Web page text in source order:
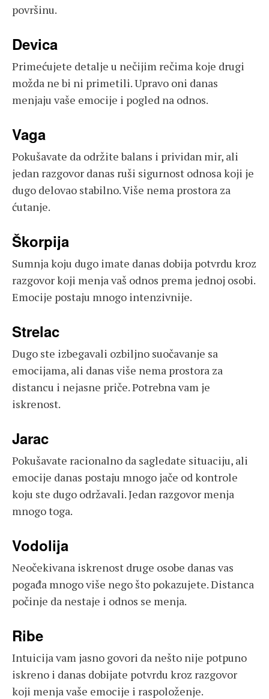
površinu.
Devica
Primećujete detalje u nečijim rečima koje drugi
možda ne bi ni primetili. Upravo oni danas
menjaju vaše emocije i pogled na odnos.
Vaga
Pokušavate da održite balans i prividan mir, ali
jedan razgovor danas ruši sigurnost odnosa koji je
dugo delovao stabilno. Više nema prostora za
ćutanje.
Škorpija
Sumnja koju dugo imate danas dobija potvrdu kroz
razgovor koji menja vaš odnos prema jednoj osobi.
Emocije postaju mnogo intenzivnije.
Strelac
Dugo ste izbegavali ozbiljno suočavanje sa
emocijama, ali danas više nema prostora za
distancu i nejasne priče. Potrebna vam je
iskrenost.
Jarac
Pokušavate racionalno da sagledate situaciju, ali
emocije danas postaju mnogo jače od kontrole
koju ste dugo održavali. Jedan razgovor menja
mnogo toga.
Vodolija
Neočekivana iskrenost druge osobe danas vas
pogađa mnogo više nego što pokazujete. Distanca
počinje da nestaje i odnos se menja.
Ribe
Intuicija vam jasno govori da nešto nije potpuno
iskreno i danas dobijate potvrdu kroz razgovor
koji menja vaše emocije i raspoloženje.